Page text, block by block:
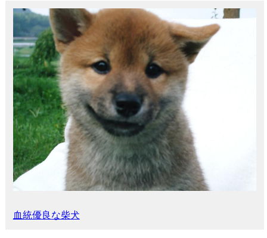
血統優良な柴犬